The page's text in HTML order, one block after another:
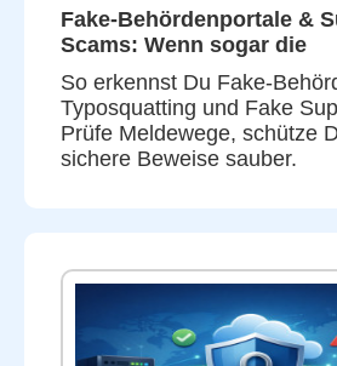
Fake-Behördenportale &
Scams: Wenn sogar die
So erkennst Du Fake-
Typosquatting und Fake
Prüfe Meldewege, schütze
sichere Beweise sauber.